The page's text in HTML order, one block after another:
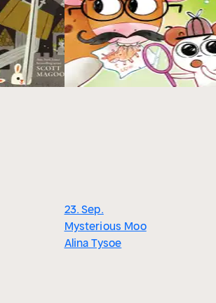
23. Sep.
Mysterious Moo
Alina Tysoe